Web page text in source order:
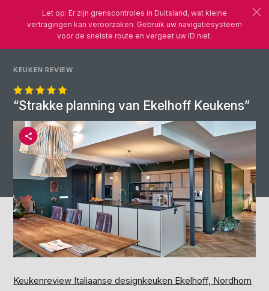
KEUKEN REVIEW
“Strakke planning van Ekelhoff Keukens”
Keukenreview Italiaanse designkeuken Ekelhoff, Nordhorn
Let op: Er zijn grenscontroles in Duitsland, wat kleine
vertragingen kan veroorzaken. Gebruik uw navigatiesysteem
voor de snelste route en vergeet uw ID niet.